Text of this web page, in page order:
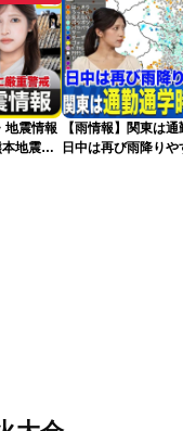
地震情報
地震情
【雨情報】関東は
日中は再び雨降りや